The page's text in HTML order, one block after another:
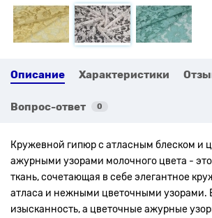
Описание Характеристики
Вопрос-ответ 0
Кружевной гипюр с атласным блеском и
ажурными узорами молочного цвета -
ткань, сочетающая в себе элегантное
атласа и нежными цветочными узорами.
изысканность, а цветочные ажурные